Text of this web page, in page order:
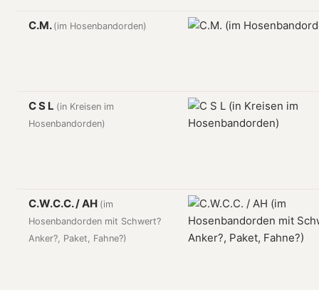
C.M. (im Hosenbandorden)
C S L (in Kreisen im
Hosenbandorden)
C.W.C.C. / AH (im
Hosenbandorden mit Schwert?
Anker?, Paket, Fahne?)